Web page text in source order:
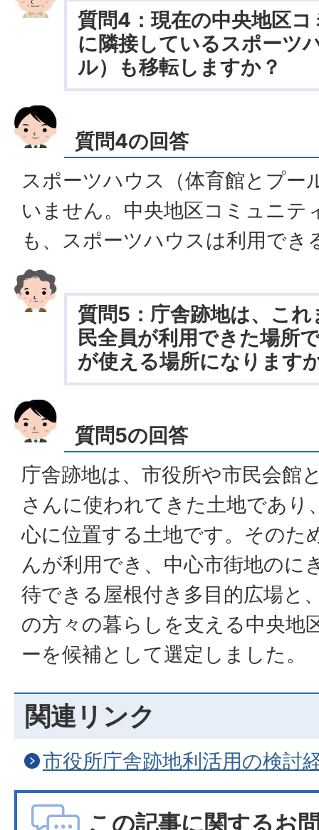
質問4：現在の中央地区
に隣接しているスポーツ
ル）も移転しますか？
質問4の回答
スポーツハウス（体育館とプー
いません。中央地区コミュニテ
も、スポーツハウスは利用でき
質問5：庁舎跡地は、こ
民全員が利用できた場所
が使える場所になります
質問5の回答
庁舎跡地は、市役所や市民会館
さんに使われてきた土地であり
心に位置する土地です。そのた
んが利用でき、中心市街地のに
待できる屋根付き多目的広場と
の方々の暮らしを支える中央地
ーを候補として選定しました。
関連リンク
市役所庁舎跡地利活用の検討
この記事に関するお